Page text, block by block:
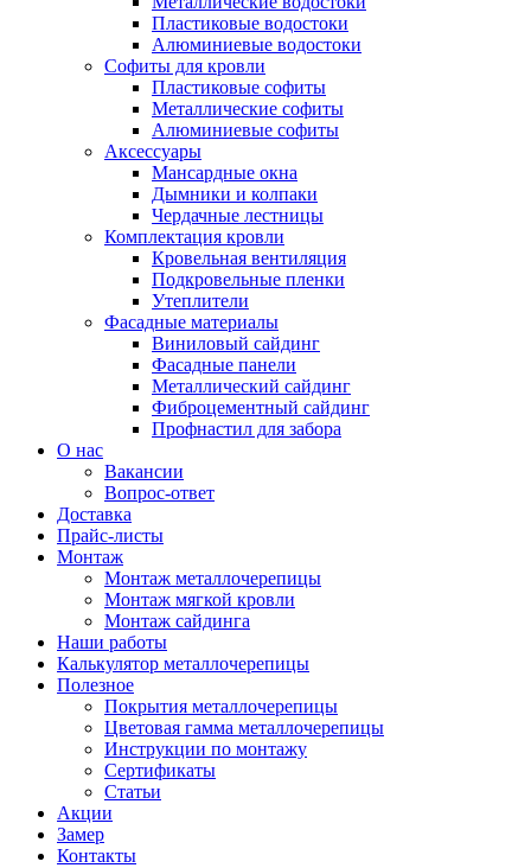
Пластиковые водостоки
Алюминиевые водостоки
Софиты для кровли
Пластиковые софиты
Металлические софиты
Алюминиевые софиты
Аксессуары
Мансардные окна
Дымники и колпаки
Чердачные лестницы
Комплектация кровли
Кровельная вентиляция
Подкровельные пленки
Утеплители
Фасадные материалы
Виниловый сайдинг
Фасадные панели
Металлический сайдинг
Фиброцементный сайдинг
Профнастил для забора
О нас
Вакансии
Вопрос-ответ
Доставка
Прайс-листы
Монтаж
Монтаж металлочерепицы
Монтаж мягкой кровли
Монтаж сайдинга
Наши работы
Калькулятор металлочерепицы
Полезное
Покрытия металлочерепицы
Цветовая гамма металлочерепицы
Инструкции по монтажу
Сертификаты
Статьи
Акции
Замер
Контакты